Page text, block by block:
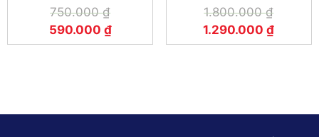
750.000₫
590.000 ₫
1.800.000₫
1.290.000₫